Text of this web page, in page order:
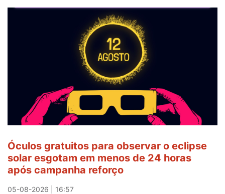
Óculos gratuitos para observar o eclipse
solar esgotam em menos de 24 horas
após campanha reforço
05-08-2026 | 16:57